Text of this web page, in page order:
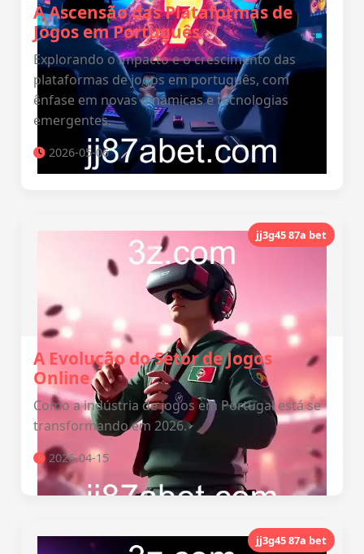
A Ascensão das Plataformas de
Jogos em Português
Explorando o impacto e o crescimento das
plataformas de jogos em português, com
ênfase em novas dinâmicas e tecnologias
emergentes.
2026-05-06
jj3g45 87a bet
A Evolução do Setor de Jogos
Online
Como a indústria de jogos em Portugal está se
transformando em 2026.
2026-04-15
jj3g45 87a bet